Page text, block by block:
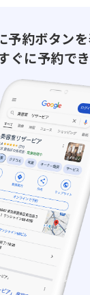
予約ボタン
ぐに予約で